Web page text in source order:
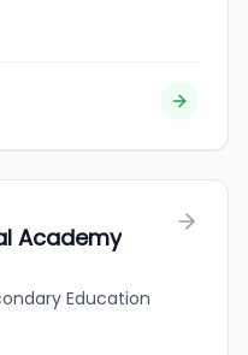
Academy
Education